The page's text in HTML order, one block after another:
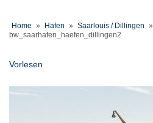
Home » Hafen » Saarlouis / Dillingen »
bw_saarhafen_haefen_dillingen2
Vorlesen